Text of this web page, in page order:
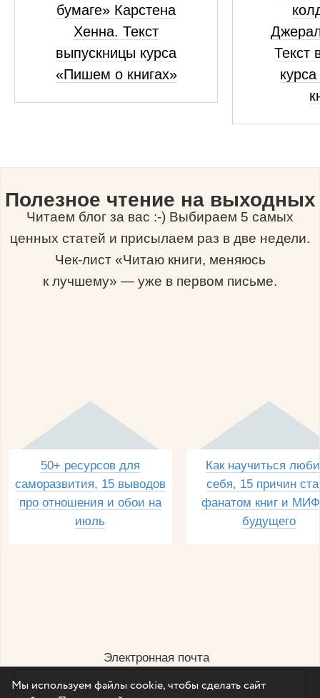
бумаге» Карстена
Хенна. Текст
выпускницы курса
«Пишем о книгах»
Текст
Полезное чтение на выходных
Читаем блог за вас :-) Выбираем 5 самых
ценных статей и присылаем раз в две недели.
Чек-лист «Читаю книги, меняюсь
к лучшему» — уже в первом письме.
50+ ресурсов для
саморазвития, 15 выводов
про отношения и обои на
июль
Как научиться
себя, 15 причин
фанатом книг и
будущего
Электронная почта
Мы используем файлы cookie, чтобы сделать сайт